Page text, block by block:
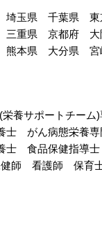
埼玉県 千葉県 東
三重県 京都府
熊本県 大分県 宮
栄養サポートチーム
士
がん病態栄養
士 食品保健指導士
師 看護師 保育